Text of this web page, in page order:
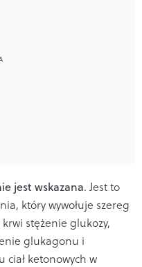
jest wskazana. Jest to
który wywołuje szereg
stężenie glukozy,
glukagonu i
ciał ketonowych w